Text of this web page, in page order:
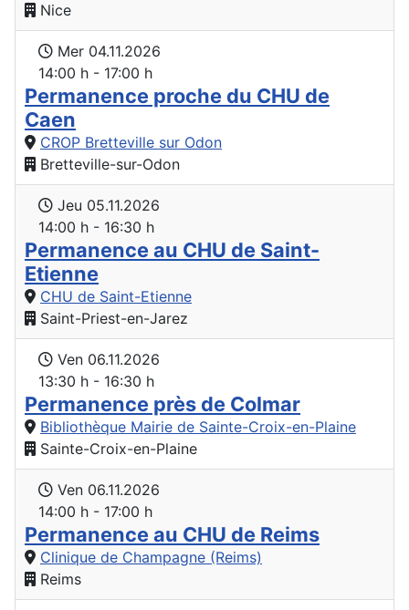
Nice
Mer 04.11.2026
14:00 h - 17:00 h
Permanence proche du CHU de
Caen
CROP Bretteville sur Odon
Bretteville-sur-Odon
Jeu 05.11.2026
14:00 h - 16:30 h
Permanence au CHU de Saint-
Etienne
CHU de Saint-Etienne
Saint-Priest-en-Jarez
Ven 06.11.2026
13:30 h - 16:30 h
Permanence près de Colmar
Bibliothèque Mairie de Sainte-Croix-en-Plaine
Sainte-Croix-en-Plaine
Ven 06.11.2026
14:00 h - 17:00 h
Permanence au CHU de Reims
Clinique de Champagne (Reims)
Reims